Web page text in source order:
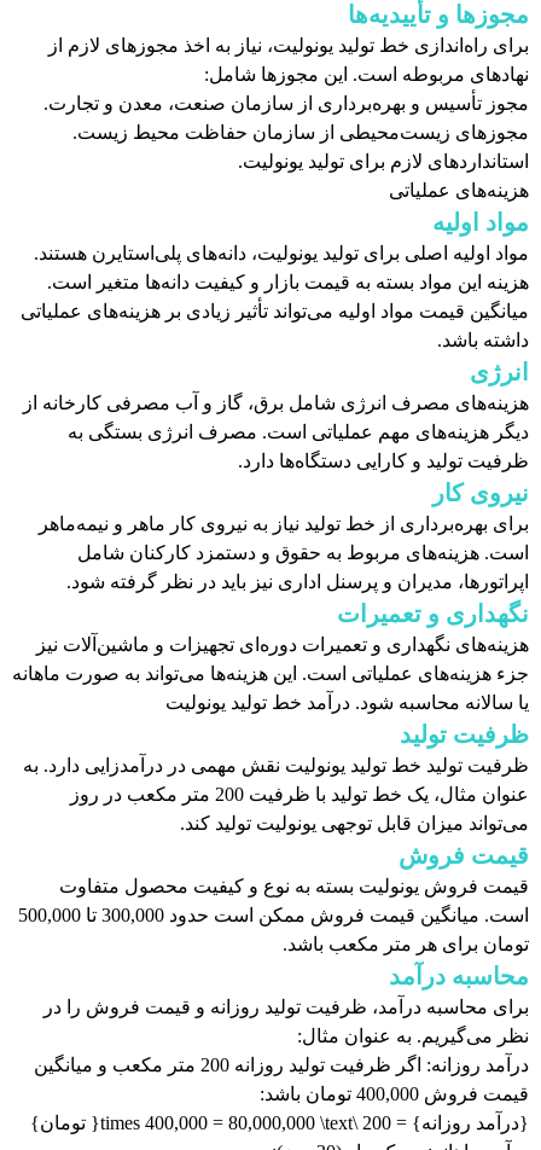
مجوزها و تأییدیه‌ها
برای راه‌اندازی خط تولید یونولیت، نیاز به اخذ مجوزهای لازم از
نهادهای مربوطه است. این مجوزها شامل:
مجوز تأسیس و بهره‌برداری از سازمان صنعت، معدن و تجارت.
مجوزهای زیست‌محیطی از سازمان حفاظت محیط زیست.
استانداردهای لازم برای تولید یونولیت.
هزینه‌های عملیاتی
مواد اولیه
مواد اولیه اصلی برای تولید یونولیت، دانه‌های پلی‌استایرن هستند.
هزینه این مواد بسته به قیمت بازار و کیفیت دانه‌ها متغیر است.
میانگین قیمت مواد اولیه می‌تواند تأثیر زیادی بر هزینه‌های عملیاتی
داشته باشد.
انرژی
هزینه‌های مصرف انرژی شامل برق، گاز و آب مصرفی کارخانه از
دیگر هزینه‌های مهم عملیاتی است. مصرف انرژی بستگی به
ظرفیت تولید و کارایی دستگاه‌ها دارد.
نیروی کار
برای بهره‌برداری از خط تولید نیاز به نیروی کار ماهر و نیمه‌ماهر
است. هزینه‌های مربوط به حقوق و دستمزد کارکنان شامل
اپراتورها، مدیران و پرسنل اداری نیز باید در نظر گرفته شود.
نگهداری و تعمیرات
هزینه‌های نگهداری و تعمیرات دوره‌ای تجهیزات و ماشین‌آلات نیز
جزء هزینه‌های عملیاتی است. این هزینه‌ها می‌تواند به صورت ماهانه
یا سالانه محاسبه شود. درآمد خط تولید یونولیت
ظرفیت تولید
ظرفیت تولید خط تولید یونولیت نقش مهمی در درآمدزایی دارد. به
عنوان مثال، یک خط تولید با ظرفیت 200 متر مکعب در روز
می‌تواند میزان قابل توجهی یونولیت تولید کند.
قیمت فروش
قیمت فروش یونولیت بسته به نوع و کیفیت محصول متفاوت
است. میانگین قیمت فروش ممکن است حدود 300,000 تا 500,000
تومان برای هر متر مکعب باشد.
محاسبه درآمد
برای محاسبه درآمد، ظرفیت تولید روزانه و قیمت فروش را در
نظر می‌گیریم. به عنوان مثال:
درآمد روزانه: اگر ظرفیت تولید روزانه 200 متر مکعب و میانگین
قیمت فروش 400,000 تومان باشد:
{درآمد روزانه} = 200 \times 400,000 = 80,000,000 \text{ تومان}